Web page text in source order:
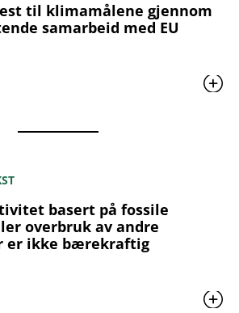
til klimamålene gjennom
samarbeid med EU
basert på fossile
overbruk av andre
er ikke bærekraftig